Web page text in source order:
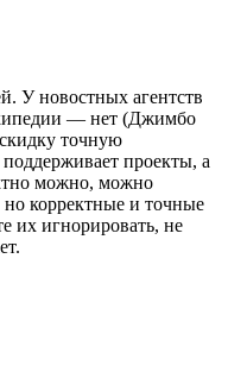
У новостных агентств
— нет (Джимбо
точную
проекты, а
можно, можно
но корректные и точные
их игнорировать, не